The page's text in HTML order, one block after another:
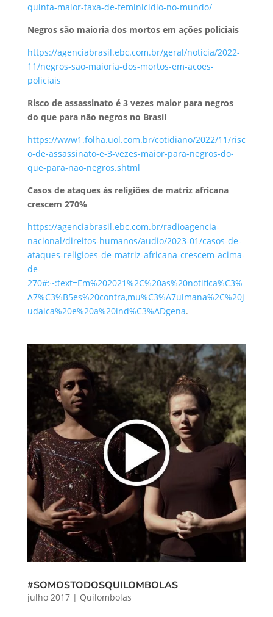
quinta-maior-taxa-de-feminicidio-no-mundo/
Negros são maioria dos mortos em ações policiais
https://agenciabrasil.ebc.com.br/geral/noticia/2022-
11/negros-sao-maioria-dos-mortos-em-acoes-
policiais
Risco de assassinato é 3 vezes maior para negros
do que para não negros no Brasil
https://www1.folha.uol.com.br/cotidiano/2022/11/risc
o-de-assassinato-e-3-vezes-maior-para-negros-do-
que-para-nao-negros.shtml
Casos de ataques às religiões de matriz africana
crescem 270%
https://agenciabrasil.ebc.com.br/radioagencia-
nacional/direitos-humanos/audio/2023-01/casos-de-
ataques-religioes-de-matriz-africana-crescem-acima-
de-
270#:~:text=Em%202021%2C%20as%20notifica%C3%
A7%C3%B5es%20contra,mu%C3%A7ulmana%2C%20j
udaica%20e%20a%20ind%C3%ADgena.
#SOMOSTODOSQUILOMBOLAS
julho 2017| Quilombolas